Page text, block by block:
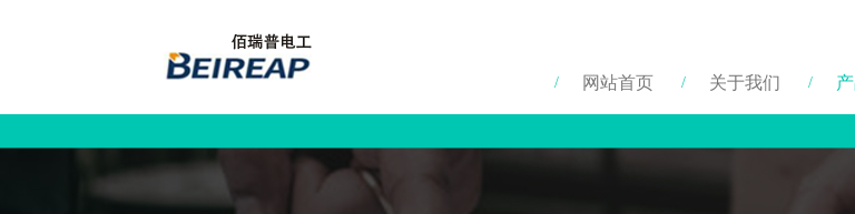
网站首页 关于我们